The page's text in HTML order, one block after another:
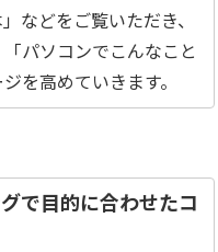
などをご覧いただき、
パソコンでこんなこと
を高めていきます。
で目的に合わせたコ